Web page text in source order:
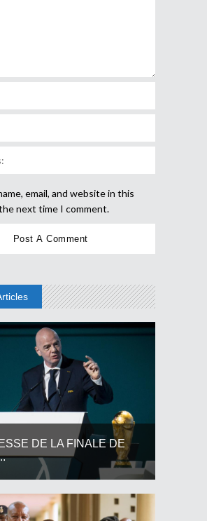
email, and website in this
next time I comment.
DE LA FINALE DE